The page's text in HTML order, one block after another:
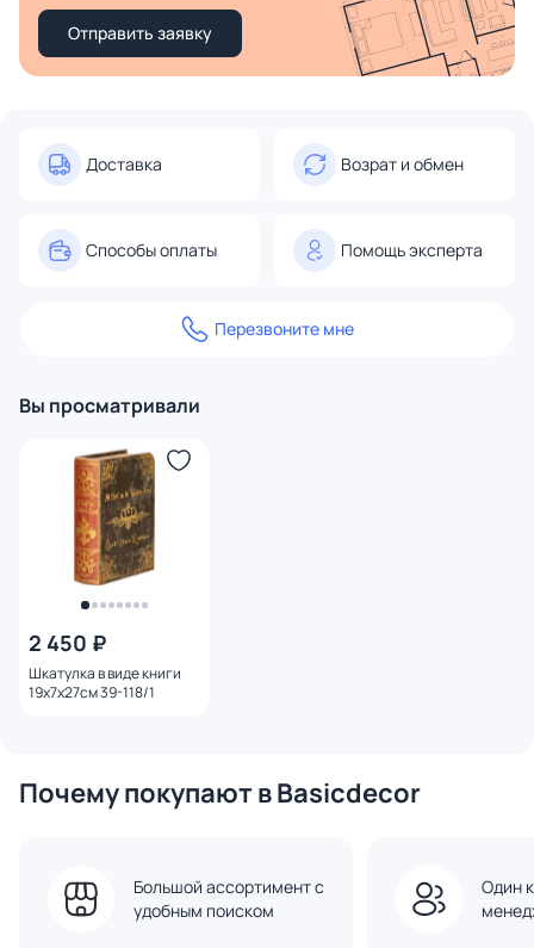
Отправить заявку
Доставка Возрат и обмен
Способы оплаты Помощь эксперта
Перезвоните мне
Вы просматривали
2 450 ₽
Шкатулка в виде книги
19х7х27см 39-118/1
Почему покупают в Basicdecor
Большой ассортимент с
удобным поиском
Один